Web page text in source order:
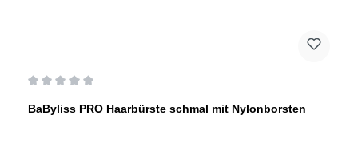
BaByliss PRO Haarbürste schmal mit Nylonborsten